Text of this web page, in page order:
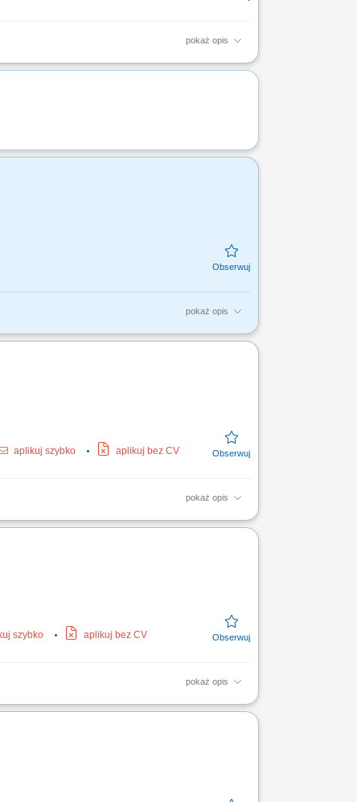
pokaż opis
gwarancyjnych.
pokaż opis
dokumentów związanych z kontrolą
aplikuj szybko aplikuj bez CV
pokaż opis
z obowiązującymi instrukcjami,
szybko aplikuj bez CV
pokaż opis
i opiekę zespołu, superwizje grupowe;